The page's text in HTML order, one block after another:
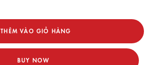
BUY NOW
THÊM VÀO GIỎ HÀNG